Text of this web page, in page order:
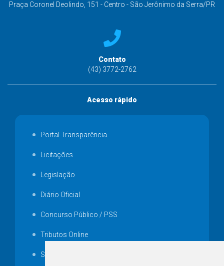
Praça Coronel Deolindo, 151 - Centro - São Jerônimo da Serra/PR
Contato
(43) 3772-2762
Acesso rápido
Portal Transparência
Licitações
Legislação
Diário Oficial
Concurso Público / PSS
Tributos Online
Serviços ISS-E